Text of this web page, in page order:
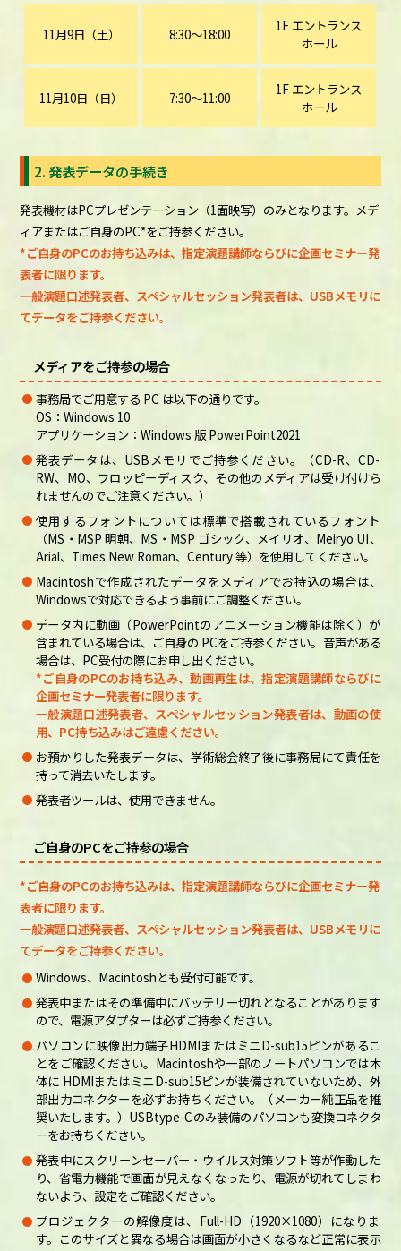
11月9日（土） 8:30～18:00
1F エントランス
ホール
11月10日（日） 7:30～11:00
1F エントランス
ホール
2. 発表データの手続き
発表機材はPCプレゼンテーション（1面映写）のみとなります。メデ
ィアまたはご自身のPC*をご持参ください。
*ご自身のPCのお持ち込みは、指定演題講師ならびに企画セミナー発
表者に限ります。
一般演題口述発表者、スペシャルセッション発表者は、USBメモリに
てデータをご持参ください。
メディアをご持参の場合
事務局でご用意する PC は以下の通りです。
OS：Windows 10
アプリケーション：Windows 版 PowerPoint2021
発表データは、USBメモリでご持参ください。（CD-R、CD-
RW、MO、フロッピーディスク、その他のメディアは受け付けら
れませんのでご注意ください。）
使用するフォントについては標準で搭載されているフォント
（MS・MSP 明朝、MS・MSP ゴシック、メイリオ、Meiryo UI、
Arial、Times New Roman、Century 等）を使用してください。
Macintoshで作成されたデータをメディアでお持込の場合は、
Windowsで対応できるよう事前にご調整ください。
データ内に動画（PowerPointのアニメーション機能は除く）が
含まれている場合は、ご自身の PCをご持参ください。音声がある
場合は、PC受付の際にお申し出ください。
*ご自身のPCのお持ち込み、動画再生は、指定演題講師ならびに
企画セミナー発表者に限ります。
一般演題口述発表者、スペシャルセッション発表者は、動画の使
用、PC持ち込みはご遠慮ください。
お預かりした発表データは、学術総会終了後に事務局にて責任を
持って消去いたします。
発表者ツールは、使用できません。
ご自身のPCをご持参の場合
*ご自身のPCのお持ち込みは、指定演題講師ならびに企画セミナー発
表者に限ります。
一般演題口述発表者、スペシャルセッション発表者は、USBメモリに
てデータをご持参ください。
Windows、Macintoshとも受付可能です。
発表中またはその準備中にバッテリー切れとなることがあります
ので、電源アダプターは必ずご持参ください。
パソコンに映像出力端子HDMIまたはミニD-sub15ピンがあるこ
とをご確認ください。Macintoshや一部のノートパソコンでは本
体に HDMIまたはミニD-sub15ピンが装備されていないため、外
部出力コネクターを必ずお持ちください。（メーカー純正品を推
奨いたします。）USBtype-Cのみ装備のパソコンも変換コネクタ
ーをお持ちください。
発表中にスクリーンセーバー・ウイルス対策ソフト等が作動した
り、省電力機能で画面が見えなくなったり、電源が切れてしまわ
ないよう、設定をご確認ください。
プロジェクターの解像度は、Full-HD（1920×1080）になりま
す。このサイズと異なる場合は画面が小さくなるなど正常に表示